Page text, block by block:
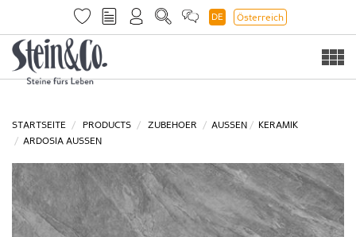
DE Österreich
STARTSEITE PRODUCTS ZUBEHOER AUSSEN
KERAMIK
ARDOSIA AUSSEN